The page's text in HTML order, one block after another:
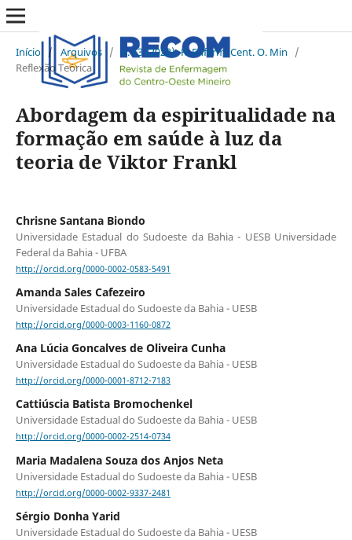
Início / Arquivos / v. 13 (2023): R. Enferm. Cent. O. Min
/
Reflexão Teórica
Abordagem da espiritualidade na
formação em saúde à luz da
teoria de Viktor Frankl
Chrisne Santana Biondo
Universidade Estadual do Sudoeste da Bahia - UESB Universidade
Federal da Bahia - UFBA
http://orcid.org/0000-0002-0583-5491
Amanda Sales Cafezeiro
Universidade Estadual do Sudoeste da Bahia - UESB
http://orcid.org/0000-0003-1160-0872
Ana Lúcia Goncalves de Oliveira Cunha
Universidade Estadual do Sudoeste da Bahia - UESB
http://orcid.org/0000-0001-8712-7183
Cattiúscia Batista Bromochenkel
Universidade Estadual do Sudoeste da Bahia - UESB
http://orcid.org/0000-0002-2514-0734
Maria Madalena Souza dos Anjos Neta
Universidade Estadual do Sudoeste da Bahia - UESB
http://orcid.org/0000-0002-9337-2481
Sérgio Donha Yarid
Universidade Estadual do Sudoeste da Bahia - UESB